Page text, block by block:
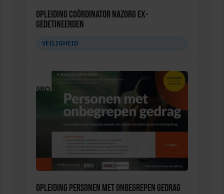
Opleiding Coördinator nazorg ex-
gedetineerden
VEILIGHEID
Opleiding Personen met onbegrepen gedrag